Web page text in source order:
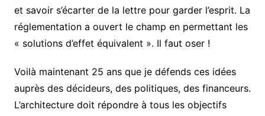
et savoir s’écarter de la lettre pour garder l’esprit. La
réglementation a ouvert le champ en permettant les
« solutions d’effet équivalent ». Il faut oser !
Voilà maintenant 25 ans que je défends ces idées
auprès des décideurs, des politiques, des financeurs.
L’architecture doit répondre à tous les objectifs